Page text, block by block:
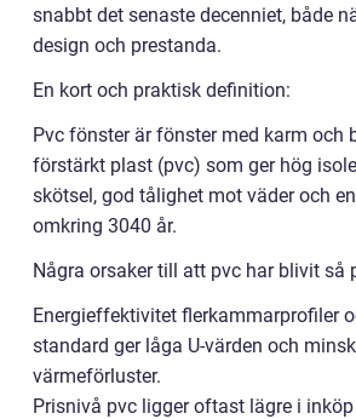
snabbt det senaste decenniet, både
design och prestanda.
En kort och praktisk definition:
Pvc fönster är fönster med karm och
förstärkt plast (pvc) som ger hög
skötsel, god tålighet mot väder och
omkring 3040 år.
Några orsaker till att pvc har blivit så
Energieffektivitet flerkammarprofiler
standard ger låga U-värden och
värmeförluster.
Prisnivå pvc ligger oftast lägre i